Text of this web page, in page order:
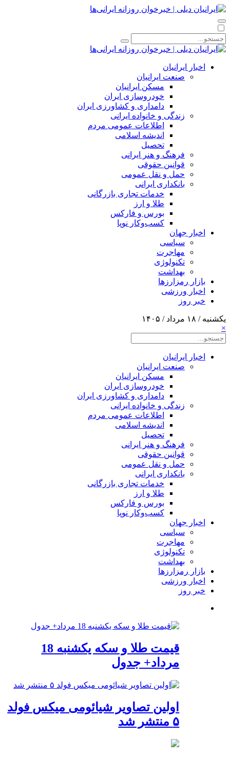
اخبار ایرانیان
صنعت ایرانیان
مسکن ایرانیان
خودروسازی ایران
دامداری و کشاورزی ایران
زندگی و خانواده ایرانی
اطلاعات عمومی مردم
اندیشه اسلامی
تحصیل
فرهنگ و هنر ایرانی
قوانین حقوقی
حمل و نقل عمومی
بانکداری ایرانی
خدمات تجاری بازرگانی
طلا و ارز
بورس و فارکس
کسب‌وکار نوپا
اخبار جهان
سیاسی
مهاجرت
تکنولوژی
بهداشت
بازار رمزارزها
اخبار ورزشی
خبر روز
یکشنبه / ۱۸ مرداد / ۱۴۰۵
×
اخبار ایرانیان
صنعت ایرانیان
مسکن ایرانیان
خودروسازی ایران
دامداری و کشاورزی ایران
زندگی و خانواده ایرانی
اطلاعات عمومی مردم
اندیشه اسلامی
تحصیل
فرهنگ و هنر ایرانی
قوانین حقوقی
حمل و نقل عمومی
بانکداری ایرانی
خدمات تجاری بازرگانی
طلا و ارز
بورس و فارکس
کسب‌وکار نوپا
اخبار جهان
سیاسی
مهاجرت
تکنولوژی
بهداشت
بازار رمزارزها
اخبار ورزشی
خبر روز
قیمت طلا و سکه یکشنبه 18
مرداد+ جدول
اولین تصاویر شیائومی میکس فولد
۵ منتشر شد